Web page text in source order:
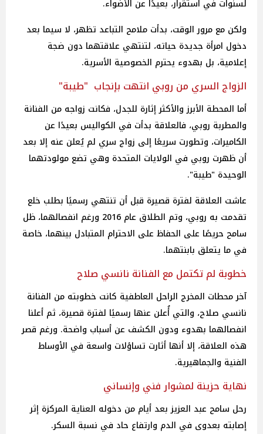
لسنوات في استقرار، بعيدًا عن الأضواء.
ولكن مع مرور الوقت، بدأت ملامح التباعد تظهر، لا سيما بعد
دخول امرأة جديدة حياته، لتنتهي علاقتهما دون ضجة
إعلامية، بل بهدوء يحترم الخصوصية الأسرية.
الزواج السري من روبي انتهت بإنجاب "طيبة"
أما المحطة الأبرز والأكثر إثارة للجدل، فكانت زواجه من الفنانة
والمطربة روبي، فالعلاقة بدأت في الكواليس بعيدًا عن
الكاميرات، وتطورت سريعًا إلى زواج سري لم يُعلن عنه إلا بعد
أن ظهرت روبي في الولايات المتحدة وهي تضع مولودتهما
الوحيدة "طيبة".
عاشت العلاقة لفترة قصيرة قبل أن تنتهي رسميًا بطلب خلع
تقدمت به روبي، وتم الطلاق عام 2016 ورغم انفصالهما، ظل
سامح حريصًا على الحفاظ على الاحترام المتبادل بينهما، خاصة
في ما يتعلق بابنتهما.
خطوبة لم تكتمل مع الفنانة نانسي صلاح
آخر محطات المخرج الراحل العاطفية كانت خطوبته من الفنانة
نانسي صلاح، والتي أُعلن عنها رسميًا لفترة قصيرة، ثم أعلنا
انفصالهما بهدوء ودون الكشف عن أسباب واضحة. ورغم قصر
هذه العلاقة، إلا أنها أثارت تساؤلات واسعة في الأوساط
الفنية والجماهيرية.
نهاية حزينة لمشوار فني وإنساني
رحل سامح عبد العزيز بعد أيام من دخوله العناية المركزة إثر
إصابته بعدوى في الدم وارتفاع حاد في نسبة السكر.